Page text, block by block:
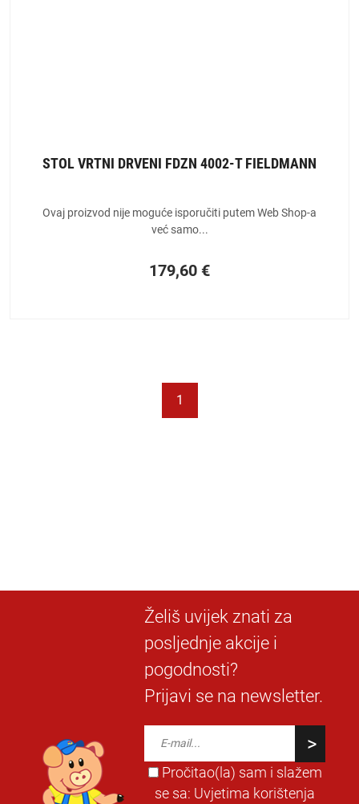
STOL VRTNI DRVENI FDZN 4002-T FIELDMANN
Ovaj proizvod nije moguće isporučiti putem Web Shop-a
već samo...
179,60 €
1
Želiš uvijek znati za
posljednje akcije i
pogodnosti?
Prijavi se na newsletter.
Pročitao(la) sam i slažem
se sa: Uvjetima korištenja